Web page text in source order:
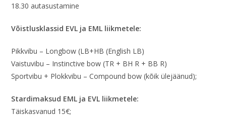
18.30 autasustamine
Võistlusklassid EVL ja EML liikmetele:
Pikkvibu – Longbow (LB+HB (English LB)
Vaistuvibu – Instinctive bow (TR + BH R + BB R)
Sportvibu + Plokkvibu – Compound bow (kõik ülejäänud);
Stardimaksud EML ja EVL liikmetele:
Täiskasvanud 15€;